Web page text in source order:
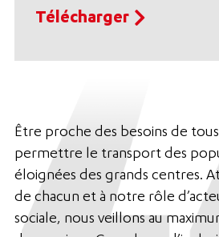
Télécharger
Être proche des besoins de tous,
permettre le transport des
éloignées des grands centres.
de chacun et à notre rôle
sociale, nous veillons au